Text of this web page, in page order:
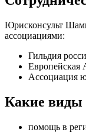
Юрисконсульт
ассоциациями:
Гильдия
Европейская
Ассоциация
Какие
помощь в